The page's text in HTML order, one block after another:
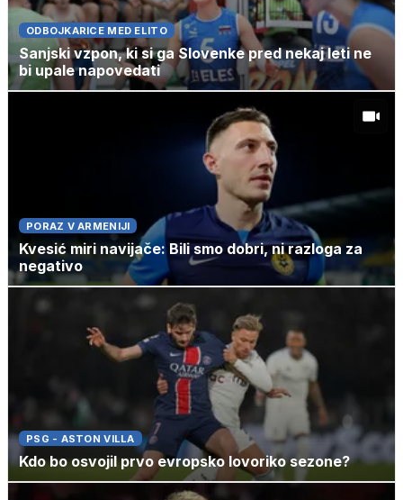
ODBOJKARICE MED ELITO
Sanjski vzpon, ki si ga Slovenke pred nekaj leti ne
bi upale napovedati
PORAZ V ARMENIJI
Kvesić miri navijače: Bili smo dobri, ni razloga za
negativo
PSG - ASTON VILLA
Kdo bo osvojil prvo evropsko lovoriko sezone?